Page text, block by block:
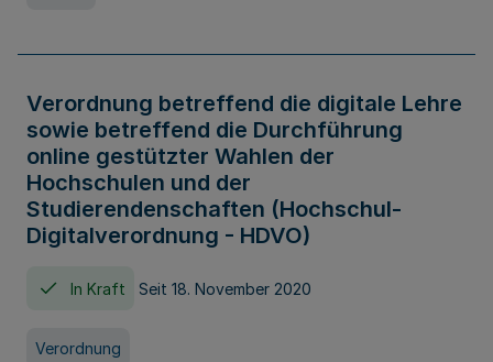
Verordnung betreffend die digitale Lehre
sowie betreffend die Durchführung
online gestützter Wahlen der
Hochschulen und der
Studierendenschaften (Hochschul-
Digitalverordnung - HDVO)
In Kraft Seit 18. November 2020
Verordnung